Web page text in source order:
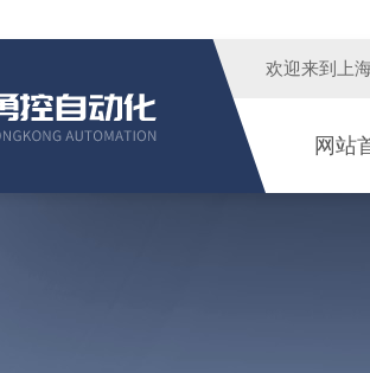
欢迎来到 上
网站